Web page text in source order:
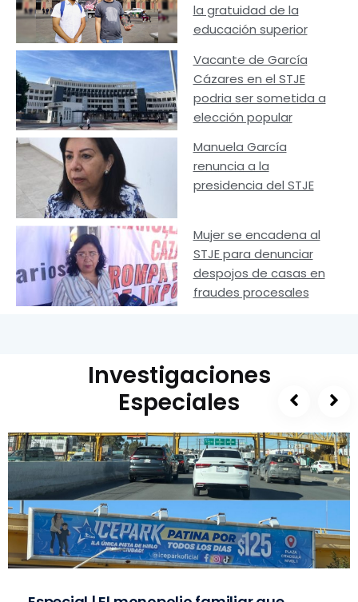
la gratuidad de la
educación superior
Vacante de García
Cázares en el STJE
podria ser sometida a
elección popular
Manuela García
renuncia a la
presidencia del STJE
Mujer se encadena al
STJE para denunciar
despojos de casas en
fraudes procesales
Investigaciones
Especiales